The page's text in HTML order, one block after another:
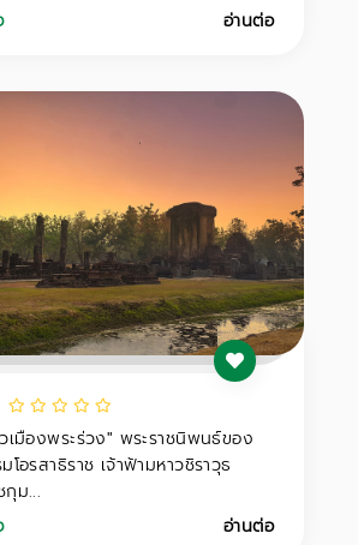
อ่านต่อ
เมืองพระร่วง" พระราชนิพนธ์ของ
โอรสาธิราช เจ้าฟ้ามหาวชิราวุธ
ม...
อ่านต่อ